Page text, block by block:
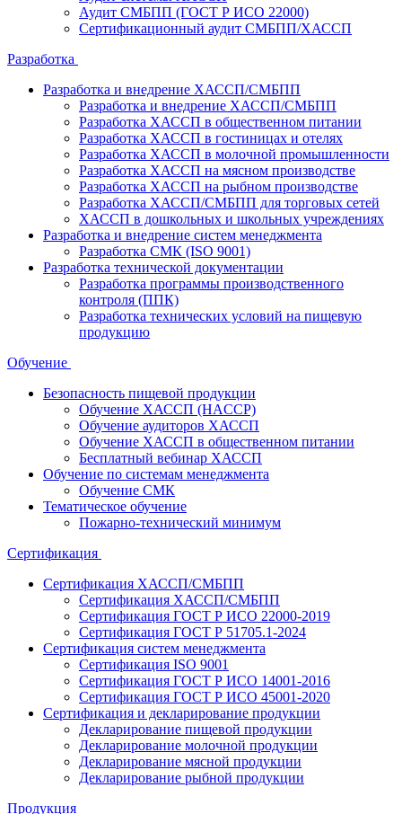
Аудит СМБПП (ГОСТ Р ИСО 22000)
Сертификационный аудит СМБПП/ХАССП
Разработка
Разработка и внедрение ХАССП/СМБПП
Разработка и внедрение ХАССП/СМБПП
Разработка ХАССП в общественном питании
Разработка ХАССП в гостиницах и отелях
Разработка ХАССП в молочной промышленности
Разработка ХАССП на мясном производстве
Разработка ХАССП на рыбном производстве
Разработка ХАССП/СМБПП для торговых сетей
ХАССП в дошкольных и школьных учреждениях
Разработка и внедрение систем менеджмента
Разработка СМК (ISO 9001)
Разработка технической документации
Разработка программы производственного
контроля (ППК)
Разработка технических условий на пищевую
продукцию
Обучение
Безопасность пищевой продукции
Обучение ХАССП (HACCP)
Обучение аудиторов ХАССП
Обучение ХАССП в общественном питании
Бесплатный вебинар ХАССП
Обучение по системам менеджмента
Обучение СМК
Тематическое обучение
Пожарно-технический минимум
Сертификация
Сертификация ХАССП/СМБПП
Сертификация ХАССП/СМБПП
Сертификация ГОСТ Р ИСО 22000-2019
Сертификация ГОСТ Р 51705.1-2024
Сертификация систем менеджмента
Сертификация ISO 9001
Сертификация ГОСТ Р ИСО 14001-2016
Сертификация ГОСТ Р ИСО 45001-2020
Сертификация и декларирование продукции
Декларирование пищевой продукции
Декларирование молочной продукции
Декларирование мясной продукции
Декларирование рыбной продукции
Продукция